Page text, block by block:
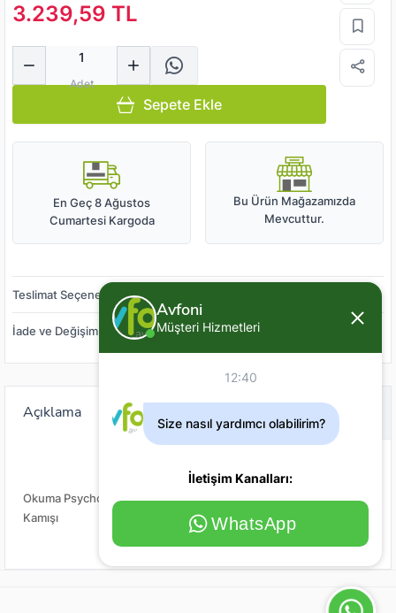
3.239,59 TL
Adet
Sepete Ekle
En Geç 8 Ağustos
Cumartesi Kargoda
Bu Ürün Mağazamızda
Mevcuttur.
Teslimat Seçenekleri
İade ve Değişim
Açıklama Değerlendirme (0)
Okuma Psycho Stick Game 243cm Ex-Fast 15-40gr 2 Parça Olta
Kamışı
Avfoni
Müşteri Hizmetleri
12:40
Size nasıl yardımcı olabilirim?
İletişim Kanalları:
WhatsApp